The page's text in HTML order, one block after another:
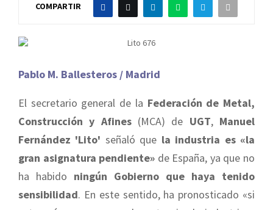
COMPARTIR
Pablo M. Ballesteros / Madrid
El secretario general de la Federación de Metal,
Construcción y Afines(MCA) de UGT, Manuel
Fernández 'Lito' señaló que la industria es «la
gran asignatura pendiente» de España, ya que no
ha habido ningún Gobierno que haya tenido
sensibilidad. En este sentido, ha pronosticado «si